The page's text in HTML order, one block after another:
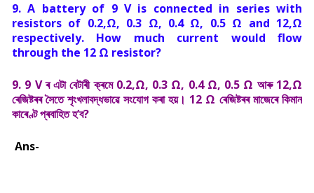
9. A battery of 9 V is connected in series with
resistors of 0.2,Ω, 0.3 Ω, 0.4 Ω, 0.5 Ω and 12,Ω
respectively. How much current would flow
through the 12 Ω resistor?
9. 9 V ৰ এটা বেটাৰী ক্ৰমে 0.2,Ω, 0.3 Ω, 0.4 Ω, 0.5 Ω আৰু 12,Ω
ৰেজিষ্টৰৰ সৈতে শৃংখলাবদ্ধভাৱে সংযোগ কৰা হয়। 12 Ω ৰেজিষ্টৰৰ মাজেৰে কিমান
কাৰেণ্ট প্ৰবাহিত হ’ব?
Ans-